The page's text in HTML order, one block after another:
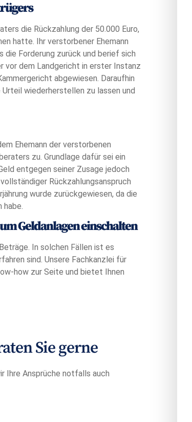
die Rückzahlung der 50.000 Euro,
hatte. Ihr verstorbener Ehemann
die Forderung zurück und berief sich
vor dem Landgericht in erster Instanz
abgewiesen. Daraufhin
wiederherstellen zu lassen und
Ehemann der verstorbenen
zu. Grundlage dafür sei ein
entgegen seiner Zusage jedoch
Rückzahlungsanspruch
wurde zurückgewiesen, da die
Geldanlagen einschalten
In solchen Fällen ist es
sind. Unsere Fachkanzlei für
how zur Seite und bietet Ihnen
Sie gerne
Ihre Ansprüche notfalls auch